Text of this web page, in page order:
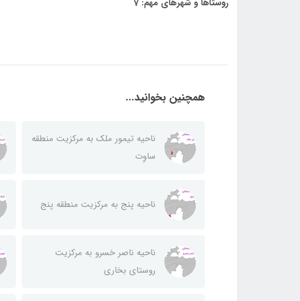
روستاها و شهرهای مهم: 7
همچنین بخوانید...
ناحيه تيمور ملك به مركزيت منطقه
ساوِت
ناحيه پنج به مركزيت منطقه پنج
ناحيه ناصر خسرو به مركزيت
روستای بخاری